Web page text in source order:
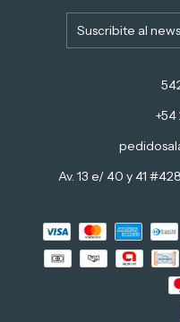
+54
Av. 13 e/ 40 y 41